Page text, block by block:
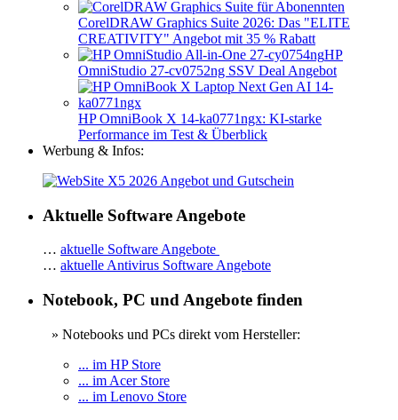
CorelDRAW Graphics Suite 2026: Das "ELITE
CREATIVITY" Angebot mit 35 % Rabatt
HP
OmniStudio 27-cv0752ng SSV Deal Angebot
HP OmniBook X 14-ka0771ngx: KI-starke
Performance im Test & Überblick
Werbung & Infos:
Aktuelle Software Angebote
… aktuelle Software Angebote
… aktuelle Antivirus Software Angebote
Notebook, PC und Angebote finden
» Notebooks und PCs direkt vom Hersteller:
... im HP Store
... im Acer Store
... im Lenovo Store